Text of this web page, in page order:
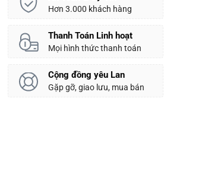
Hơn 3.000 khách hàng
Thanh Toán Linh hoạt
Mọi hình thức thanh toán
Cộng đồng yêu Lan
Gặp gỡ, giao lưu, mua bán